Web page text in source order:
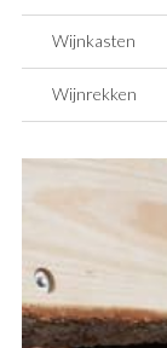
Wijnkasten
Wijnrekken